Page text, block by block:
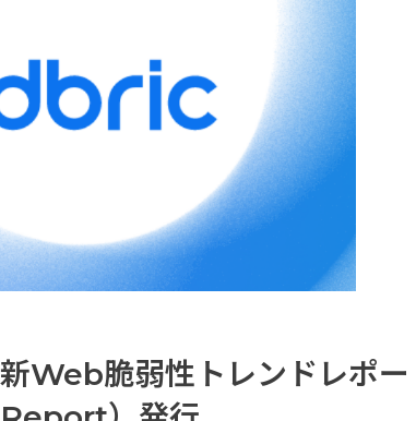
Web脆弱性トレンドレポ